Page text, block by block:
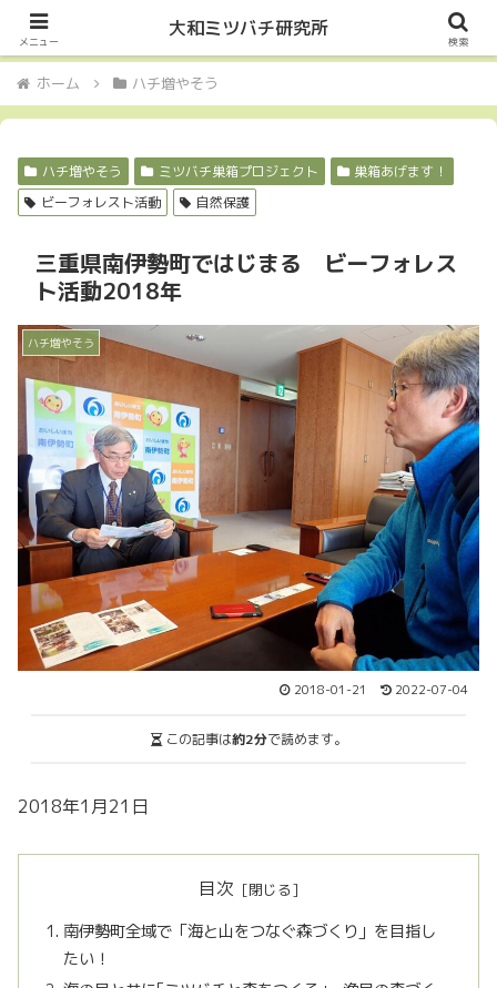
Let it Bee・・・
ホーム ハチ増やそう
ハチ増やそう ミツバチ巣箱プロジェクト
巣箱あげます！
ビーフォレスト活動
自然保護
三重県南伊勢町ではじまる ビーフォレス
ト活動2018年
ハチ増やそう
2018-01-21 2022-07-04
この記事は約2分で読めます。
2018年1月21日
目次
南伊勢町全域で「海と山をつなぐ森づくり」を目指し
たい！
メニュー
大和ミツバチ研究所
検索